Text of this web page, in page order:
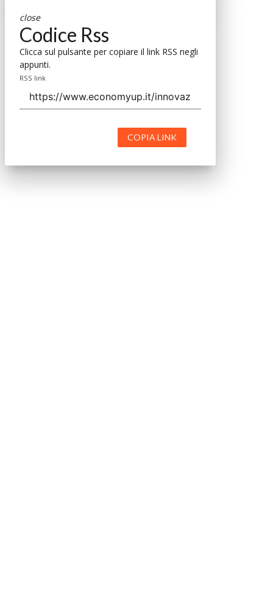
close
Codice Rss
Clicca sul pulsante per copiare il link RSS negli
appunti.
RSS link
COPIA LINK